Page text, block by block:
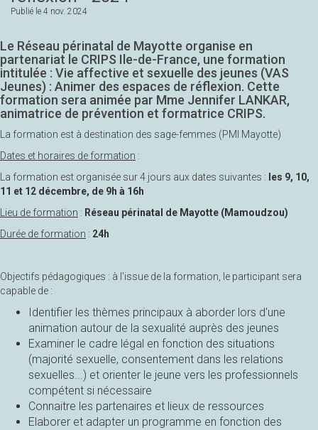
Publié le 4 nov. 2024
Le Réseau périnatal de Mayotte organise en
partenariat le CRIPS Ile-de-France, une formation
intitulée : Vie affective et sexuelle des jeunes (VAS
Jeunes) : Animer des espaces de réflexion. Cette
formation sera animée par Mme Jennifer LANKAR,
animatrice de prévention et formatrice CRIPS.
La formation est à destination des sage-femmes (PMI Mayotte)
Dates et horaires de formation :
La formation est organisée sur 4 jours aux dates suivantes : les 9, 10,
11 et 12 décembre, de 9h à 16h
Lieu de formation : Réseau périnatal de Mayotte (Mamoudzou)
Durée de formation : 24h
Objectifs pédagogiques : à l'issue de la formation, le participant sera
capable de :
Identifier les thèmes principaux à aborder lors d'une
animation autour de la sexualité auprès des jeunes
Examiner le cadre légal en fonction des situations
(majorité sexuelle, consentement dans les relations
sexuelles...) et orienter le jeune vers les professionnels
compétent si nécessaire
Connaitre les partenaires et lieux de ressources
Elaborer et adapter un programme en fonction des